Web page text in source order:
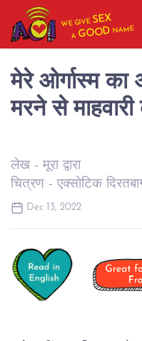
WE GIVESEX
AGOOD NAME
मेरे ओर्गास्म
मरने से
लेख - मूरा द्वारा
चित्रण - एक्सोटिक दिरतबाग
Dec 13, 2022